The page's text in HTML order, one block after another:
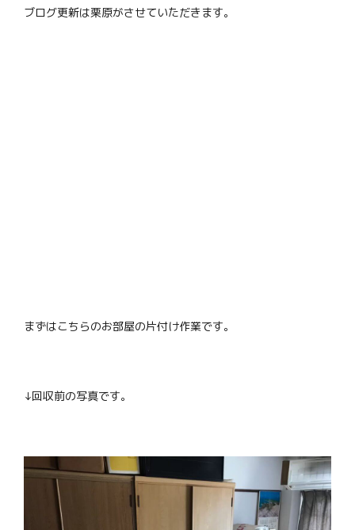
ブログ更新は栗原がさせていただきます。
まずはこちらのお部屋の片付け作業です。
↓回収前の写真です。